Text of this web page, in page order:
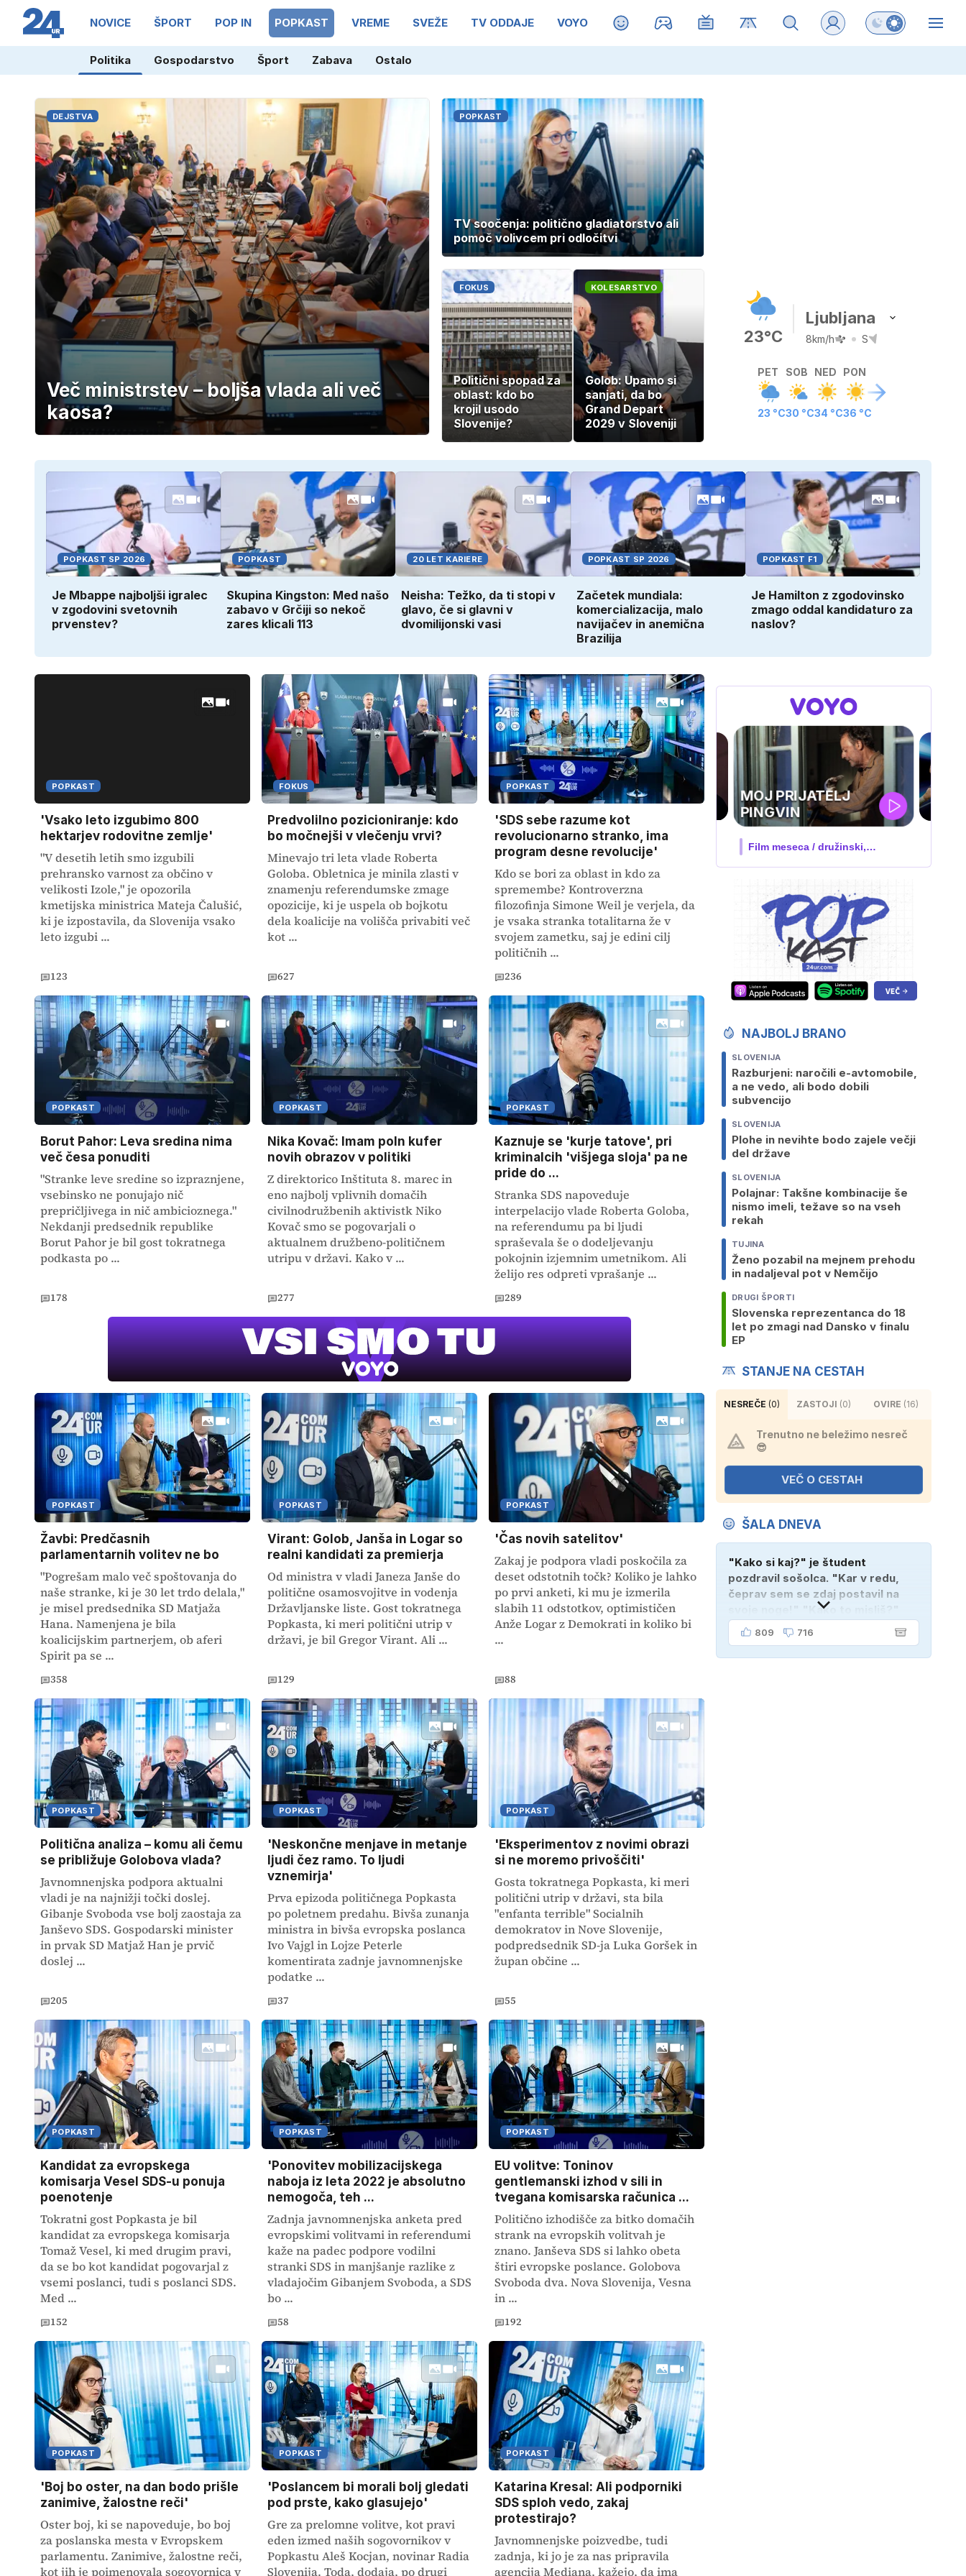
NOVICE ŠPORT POP IN POPKAST VREME SVEŽE TV ODDAJE VOYO MAGAZIN Preklopi barvni
Politika Gospodarstvo Šport Zabava Ostalo
DEJSTVA
Več ministrstev – boljša vlada ali več
kaosa?
POPKAST
TV soočenja: politično gladiatorstvo ali
pomoč volivcem pri odločitvi
FOKUS
Politični spopad za
oblast: kdo bo
krojil usodo
Slovenije?
KOLESARSTVO
Golob: Upamo si
sanjati, da bo
Grand Depart
2029 v Sloveniji
23°C
Ljubljana
8km/h S
PET
23 °C
SOB
30 °C
NED
34 °C
PON
36 °C
POPKAST SP 2026
Je Mbappe najboljši igralec
v zgodovini svetovnih
prvenstev?
POPKAST
Skupina Kingston: Med našo
zabavo v Grčiji so nekoč
zares klicali 113
20 LET KARIERE
Neisha: Težko, da ti stopi v
glavo, če si glavni v
dvomilijonski vasi
POPKAST SP 2026
Začetek mundiala:
komercializacija, malo
navijačev in anemična
Brazilija
POPKAST F1
Je Hamilton z zgodovinsko
zmago oddal kandidaturo za
naslov?
POPKAST
'Vsako leto izgubimo 800
hektarjev rodovitne zemlje'
"V desetih letih smo izgubili
prehransko varnost za občino v
velikosti Izole," je opozorila
kmetijska ministrica Mateja Čalušić,
ki je izpostavila, da Slovenija vsako
leto izgubi ...
123
FOKUS
Predvolilno pozicioniranje: kdo
bo močnejši v vlečenju vrvi?
Minevajo tri leta vlade Roberta
Goloba. Obletnica je minila zlasti v
znamenju referendumske zmage
opozicije, ki je uspela ob bojkotu
dela koalicije na volišča privabiti več
kot ...
627
POPKAST
'SDS sebe razume kot
revolucionarno stranko, ima
program desne revolucije'
Kdo se bori za oblast in kdo za
spremembe? Kontroverzna
filozofinja Simone Weil je verjela, da
je vsaka stranka totalitarna že v
svojem zametku, saj je edini cilj
političnih ...
236
POPKAST
Borut Pahor: Leva sredina nima
več česa ponuditi
"Stranke leve sredine so izpraznjene,
vsebinsko ne ponujajo nič
prepričljivega in nič ambicioznega."
Nekdanji predsednik republike
Borut Pahor je bil gost tokratnega
podkasta po ...
178
POPKAST
Nika Kovač: Imam poln kufer
novih obrazov v politiki
Z direktorico Inštituta 8. marec in
eno najbolj vplivnih domačih
civilnodružbenih aktivistk Niko
Kovač smo se pogovarjali o
aktualnem družbeno-političnem
utripu v državi. Kako v ...
277
POPKAST
Kaznuje se 'kurje tatove', pri
kriminalcih 'višjega sloja' pa ne
pride do ...
Stranka SDS napoveduje
interpelacijo vlade Roberta Goloba,
na referendumu pa bi ljudi
spraševala še o dodeljevanju
pokojnin izjemnim umetnikom. Ali
želijo res odpreti vprašanje ...
289
POPKAST
Žavbi: Predčasnih
parlamentarnih volitev ne bo
"Pogrešam malo več spoštovanja do
naše stranke, ki je 30 let trdo delala,"
je misel predsednika SD Matjaža
Hana. Namenjena je bila
koalicijskim partnerjem, ob aferi
Spirit pa se ...
358
POPKAST
Virant: Golob, Janša in Logar so
realni kandidati za premierja
Od ministra v vladi Janeza Janše do
politične osamosvojitve in vodenja
Državljanske liste. Gost tokratnega
Popkasta, ki meri politični utrip v
državi, je bil Gregor Virant. Ali ...
129
POPKAST
'Čas novih satelitov'
Zakaj je podpora vladi poskočila za
deset odstotnih točk? Koliko je lahko
po prvi anketi, ki mu je izmerila
slabih 11 odstotkov, optimističen
Anže Logar z Demokrati in koliko bi
...
88
POPKAST
Politična analiza – komu ali čemu
se približuje Golobova vlada?
Javnomnenjska podpora aktualni
vladi je na najnižji točki doslej.
Gibanje Svoboda vse bolj zaostaja za
Janševo SDS. Gospodarski minister
in prvak SD Matjaž Han je prvič
doslej ...
205
POPKAST
'Neskončne menjave in metanje
ljudi čez ramo. To ljudi
vznemirja'
Prva epizoda političnega Popkasta
po poletnem predahu. Bivša zunanja
ministra in bivša evropska poslanca
Ivo Vajgl in Lojze Peterle
komentirata zadnje javnomnenjske
podatke ...
37
POPKAST
'Eksperimentov z novimi obrazi
si ne moremo privoščiti'
Gosta tokratnega Popkasta, ki meri
politični utrip v državi, sta bila
"enfanta terrible" Socialnih
demokratov in Nove Slovenije,
podpredsednik SD-ja Luka Goršek in
župan občine ...
55
POPKAST
Kandidat za evropskega
komisarja Vesel SDS-u ponuja
poenotenje
Tokratni gost Popkasta je bil
kandidat za evropskega komisarja
Tomaž Vesel, ki med drugim pravi,
da se bo kot kandidat pogovarjal z
vsemi poslanci, tudi s poslanci SDS.
Med ...
152
POPKAST
'Ponovitev mobilizacijskega
naboja iz leta 2022 je absolutno
nemogoča, teh ...
Zadnja javnomnenjska anketa pred
evropskimi volitvami in referendumi
kaže na padec podpore vodilni
stranki SDS in manjšanje razlike z
vladajočim Gibanjem Svoboda, a SDS
bo ...
58
POPKAST
EU volitve: Toninov
gentlemanski izhod v sili in
tvegana komisarska računica ...
Politično izhodišče za bitko domačih
strank na evropskih volitvah je
znano. Janševa SDS si lahko obeta
štiri evropske poslance. Golobova
Svoboda dva. Nova Slovenija, Vesna
in ...
192
POPKAST
'Boj bo oster, na dan bodo prišle
zanimive, žalostne reči'
Oster boj, ki se napoveduje, bo boj
za poslanska mesta v Evropskem
parlamentu. Zanimive, žalostne reči,
kot jih je poimenovala sogovornica v
POPKAST
'Poslancem bi morali bolj gledati
pod prste, kako glasujejo'
Gre za prelomne volitve, kot pravi
eden izmed naših sogovornikov v
Popkastu Aleš Kocjan, novinar Radia
Slovenija. Toda, dodaja, po drugi
POPKAST
Katarina Kresal: Ali podporniki
SDS sploh vedo, zakaj
protestirajo?
Javnomnenjske poizvedbe, tudi
zadnja, ki jo je za nas pripravila
agencija Mediana, kažejo, da ima
UEFA
SUPERPOKAL
V živo na VOYO: sreda ob 20.30
NAJBOLJ BRANO
SLOVENIJA
Razburjeni: naročili e-avtomobile,
a ne vedo, ali bodo dobili
subvencijo
SLOVENIJA
Plohe in nevihte bodo zajele večji
del države
SLOVENIJA
Polajnar: Takšne kombinacije še
nismo imeli, težave so na vseh
rekah
TUJINA
Ženo pozabil na mejnem prehodu
in nadaljeval pot v Nemčijo
DRUGI ŠPORTI
Slovenska reprezentanca do 18
let po zmagi nad Dansko v finalu
EP
STANJE NA CESTAH
NESREČE (0) ZASTOJI (0) OVIRE (16)
Trenutno ne beležimo nesreč
😎
VEČ O CESTAH
ŠALA DNEVA
"Kako si kaj?" je študent
pozdravil sošolca. "Kar v redu,
čeprav sem se zdaj postavil na
svoje noge!" "Kako to misliš?"
"Oče mi je vzel avto!"
809 716